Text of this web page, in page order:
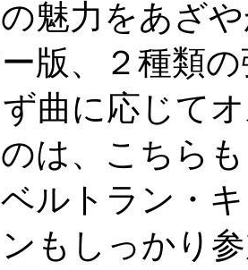
魅力をあざ
版、２種類
曲に応じて
は、こちら
ルトラン・
もしっかり